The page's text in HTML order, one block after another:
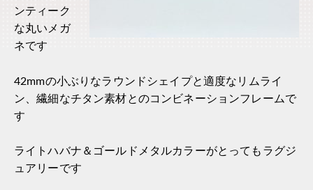
ンティーク
な丸いメガ
ネです
42mmの小ぶりなラウンドシェイプと適度なリムライ
ン、繊細なチタン素材とのコンビネーションフレームで
す
ライトハバナ＆ゴールドメタルカラーがとってもラグジ
ュアリーです